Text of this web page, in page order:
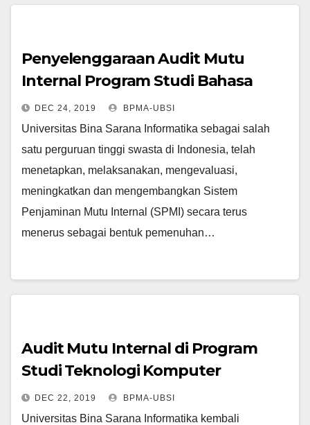
Penyelenggaraan Audit Mutu
Internal Program Studi Bahasa
Inggris
DEC 24, 2019 BPMA-UBSI
Universitas Bina Sarana Informatika sebagai salah
satu perguruan tinggi swasta di Indonesia, telah
menetapkan, melaksanakan, mengevaluasi,
meningkatkan dan mengembangkan Sistem
Penjaminan Mutu Internal (SPMI) secara terus
menerus sebagai bentuk pemenuhan…
Audit Mutu Internal di Program
Studi Teknologi Komputer
Fakultas Teknik dan Informatika
DEC 22, 2019 BPMA-UBSI
Universitas Bina Sarana Informatika kembali